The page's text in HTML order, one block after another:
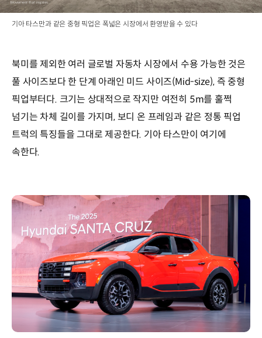
기아 타스만과 같은 중형 픽업은 폭넓은 시장에서 환영받을 수 있다
북미를 제외한 여러 글로벌 자동차 시장에서 수용 가능한 것은
풀 사이즈보다 한 단계 아래인 미드 사이즈(Mid-size), 즉 중형
픽업부터다. 크기는 상대적으로 작지만 여전히 5m를 훌쩍
넘기는 차체 길이를 가지며, 보디 온 프레임과 같은 정통 픽업
트럭의 특징들을 그대로 제공한다. 기아 타스만이 여기에
속한다.